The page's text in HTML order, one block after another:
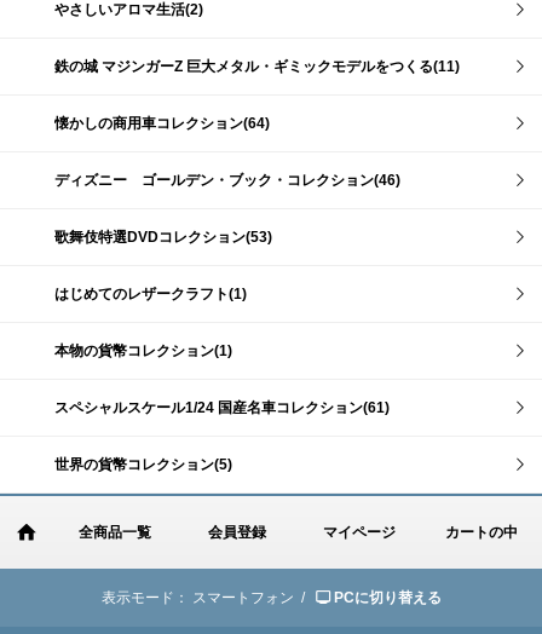
やさしいアロマ生活(2)
鉄の城 マジンガーZ 巨大メタル・ギミックモデルをつくる(11)
懐かしの商用車コレクション(64)
ディズニー ゴールデン・ブック・コレクション(46)
歌舞伎特選DVDコレクション(53)
はじめてのレザークラフト(1)
本物の貨幣コレクション(1)
スペシャルスケール1/24 国産名車コレクション(61)
世界の貨幣コレクション(5)
全商品一覧 会員登録 マイページ カートの中
表示モード： スマートフォン / PCに切り替える